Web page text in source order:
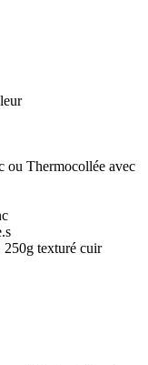
ou Thermocollée avec
250g texturé cuir